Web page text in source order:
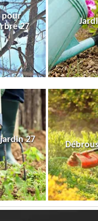
pour
27
27